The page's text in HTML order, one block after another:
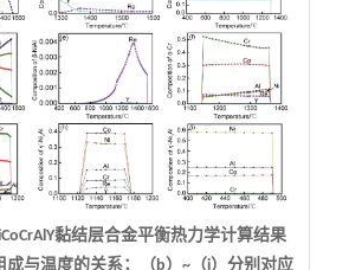
黏结层合金平衡热力学计算结果
成与温度的关系；（b）~（i）分别对应